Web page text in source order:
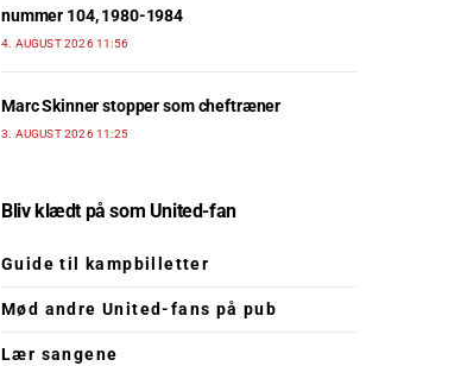
nummer 104, 1980-1984
4. AUGUST 2026 11:56
Marc Skinner stopper som cheftræner
3. AUGUST 2026 11:25
Bliv klædt på som United-fan
Guide til kampbilletter
Mød andre United-fans på pub
Lær sangene